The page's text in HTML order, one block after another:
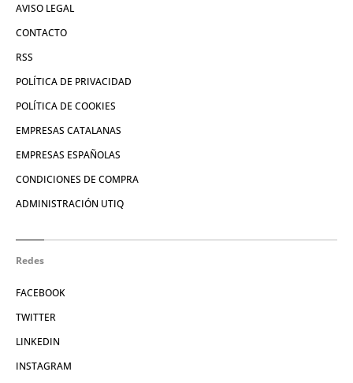
AVISO LEGAL
CONTACTO
RSS
POLÍTICA DE PRIVACIDAD
POLÍTICA DE COOKIES
EMPRESAS CATALANAS
EMPRESAS ESPAÑOLAS
CONDICIONES DE COMPRA
ADMINISTRACIÓN UTIQ
Redes
FACEBOOK
TWITTER
LINKEDIN
INSTAGRAM